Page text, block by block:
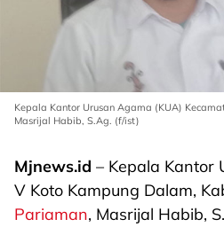
Kepala Kantor Urusan Agama (KUA)
Masrijal Habib, S.Ag. (f/ist)
Mjnews.id – Kepala Kantor
V Koto Kampung Dalam,
Pariaman, Masrijal Habib,